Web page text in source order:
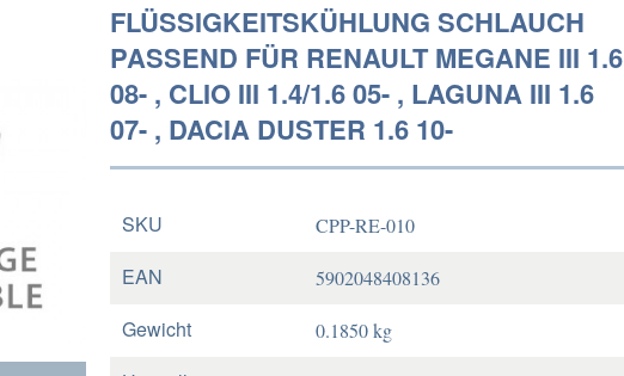
FLÜSSIGKEITSKÜHLUNG SCHLAUCH
PASSEND FÜR RENAULT MEGANE III 1.6
08- , CLIO III 1.4/1.6 05- , LAGUNA III 1.6
07- , DACIA DUSTER 1.6 10-
SKU CPP-RE-010
EAN 5902048408136
Gewicht 0.1850 kg